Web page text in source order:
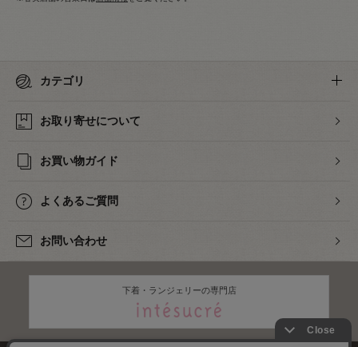
カテゴリ
お取り寄せについて
お買い物ガイド
よくあるご質問
お問い合わせ
下着・ランジェリーの専門店